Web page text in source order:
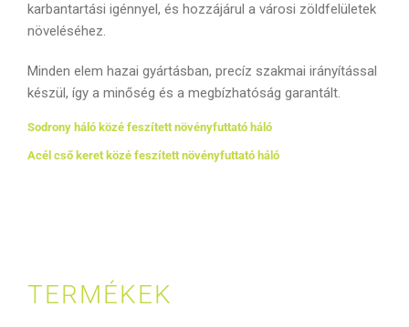
karbantartási igénnyel, és hozzájárul a városi zöldfelületek
növeléséhez.
Minden elem hazai gyártásban, precíz szakmai irányítással
készül, így a minőség és a megbízhatóság garantált.
Sodrony háló közé feszített növényfuttató háló
Acél cső keret közé feszített növényfuttató háló
TERMÉKEK